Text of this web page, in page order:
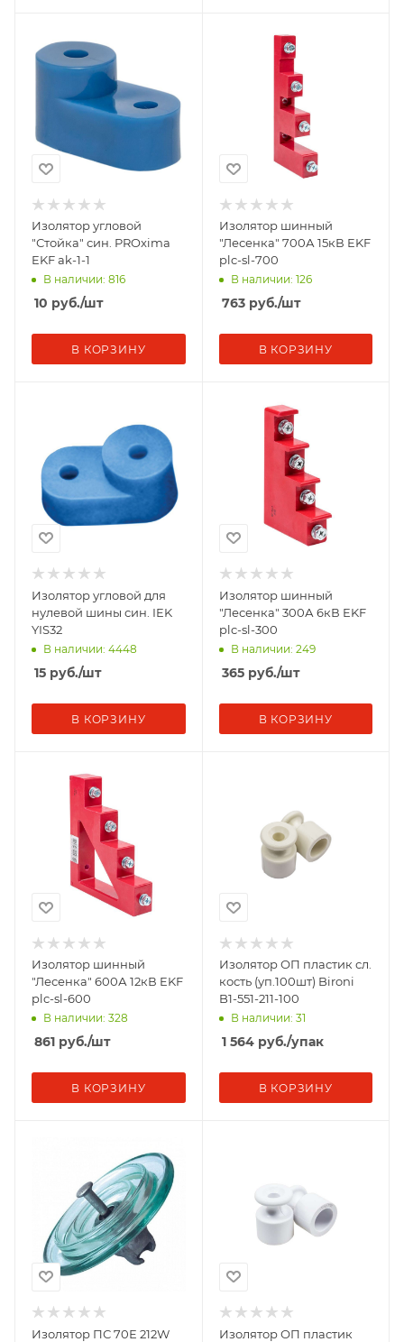
Изолятор угловой
"Стойка" син. PROxima
EKF ak-1-1
В наличии: 816
10 руб./шт
В КОРЗИНУ
Изолятор шинный
"Лесенка" 700А 15кВ EKF
plc-sl-700
В наличии: 126
763руб./шт
В КОРЗИНУ
Изолятор угловой для
нулевой шины син. IEK
YIS32
В наличии: 4448
15 руб./шт
В КОРЗИНУ
Изолятор шинный
"Лесенка" 300А 6кВ EKF
plc-sl-300
В наличии: 249
365руб./шт
В КОРЗИНУ
Изолятор шинный
"Лесенка" 600А 12кВ EKF
plc-sl-600
В наличии: 328
861 руб./шт
В КОРЗИНУ
Изолятор ОП пластик сл.
кость (уп.100шт) Bironi
B1-551-211-100
В наличии: 31
1 564руб./упак
В КОРЗИНУ
Изолятор ПС 70Е 212W
Изолятор ОП пластик